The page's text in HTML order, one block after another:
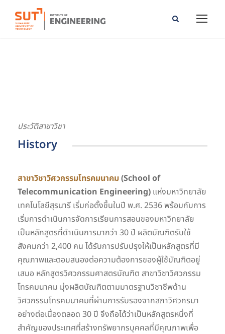
ประวัติสาขาวิชา
History
สาขาวิชาวิศวกรรมโทรคมนาคม(School of
Telecommunication Engineering) แห่งมหาวิทยาลัย
เทคโนโลยีสุรนารี เริ่มก่อตั้งขึ้นในปี พ.ศ. 2536 พร้อมกับการ
เริ่มการดำเนินการจัดการเรียนการสอนของมหาวิทยาลัย
เป็นหลักสูตรที่ดำเนินการมากว่า 30 ปี ผลิตบัณฑิตรับใช้
สังคมกว่า 2,400 คน ได้รับการปรับปรุงให้เป็นหลักสูตรที่มี
คุณภาพและตอบสนองต่อความต้องการของผู้ใช้บัณฑิตอยู่
เสมอ หลักสูตรวิศวกรรมศาสตรบัณฑิต สาขาวิชาวิศวกรรม
โทรคมนาคม มุ่งผลิตบัณฑิตตามมาตรฐานวิชาชีพด้าน
วิศวกรรมโทรคมนาคมที่ผ่านการรับรองจากสภาวิศวกรมา
อย่างต่อเนื่องตลอด 30 ปี จึงถือได้ว่าเป็นหลักสูตรหนึ่งที่
สำคัญของประเทศที่สร้างทรัพยากรบุคคลที่มีคุณภาพเพื่อ